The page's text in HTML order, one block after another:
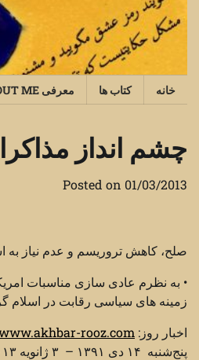
content
خانه کتاب ها معرفی ABOUT ME
چشم انداز
Posted on 01/03/2013
صلح، کاهش تروریسم و عدم نیاز به
• به نظرم عادی سازی مناسبات
زمینه های سیاسی رقابت در اسلام
اخبار روز: rooz.com
پنج‌شنبه ۱۴ دی ۱٣۹۱ – ٣ ژانويه ۲۰۱٣